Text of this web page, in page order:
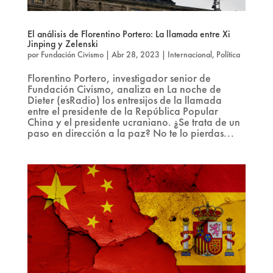
El análisis de Florentino Portero: La llamada entre Xi
Jinping y Zelenski
por Fundación Civismo| Abr 28, 2023 | Internacional, Política
Florentino Portero, investigador senior de
Fundación Civismo, analiza en La noche de
Dieter (esRadio) los entresijos de la llamada
entre el presidente de la República Popular
China y el presidente ucraniano. ¿Se trata de un
paso en dirección a la paz? No te lo pierdas...